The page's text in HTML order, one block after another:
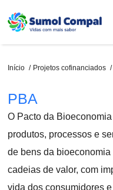
para
principal
Navegação
Início Projetos cofinanciados
PBA
O Pacto da
produtos, processos e
de bens da
cadeias de valor, com
vida dos consumidores